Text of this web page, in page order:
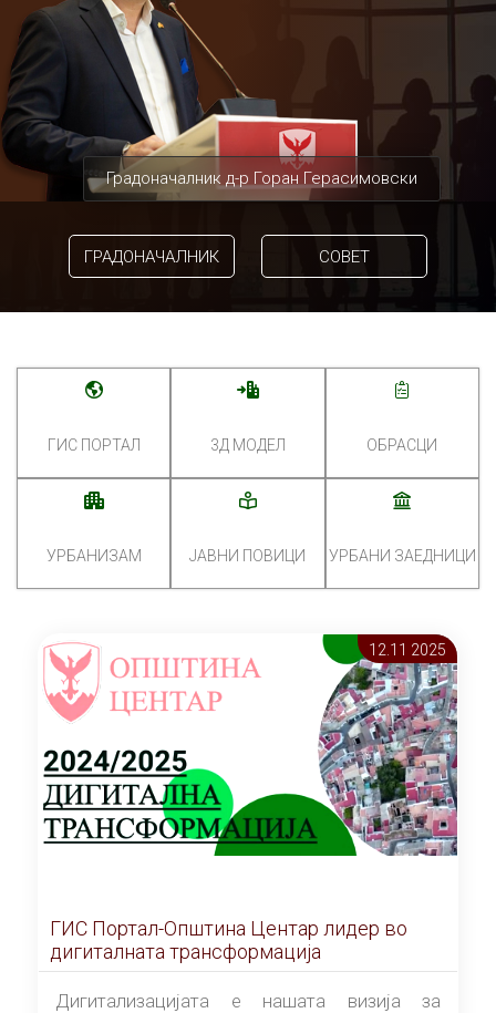
Градоначалник д-р Горан Герасимовски
ГРАДОНАЧАЛНИК СОВЕТ
ГИС ПОРТАЛ 3Д МОДЕЛ ОБРАСЦИ
УРБАНИЗАМ ЈАВНИ ПОВИЦИ УРБАНИ ЗАЕДНИЦИ
12.11 2025
ГИС Портал-Општина Центар лидер во
дигиталната трансформација
Дигитализацијата е нашата визија за